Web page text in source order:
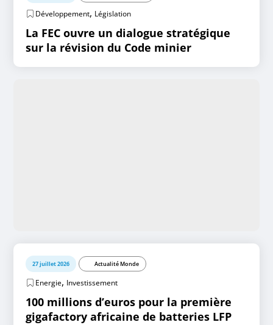
Développement, Législation
La FEC ouvre un dialogue stratégique
sur la révision du Code minier
27 juillet 2026 Actualité Monde
Energie, Investissement
100 millions d’euros pour la première
gigafactory africaine de batteries LFP